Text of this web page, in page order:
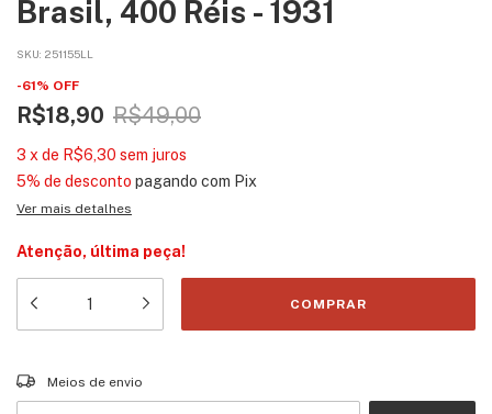
Brasil, 400 Réis - 1931
SKU: 251155LL
-61% OFF
R$18,90 R$49,00
3 x de R$6,30 sem juros
5% de desconto pagando com Pix
Ver mais detalhes
Atenção, última peça!
Entregas para o CEP:
Meios de envio